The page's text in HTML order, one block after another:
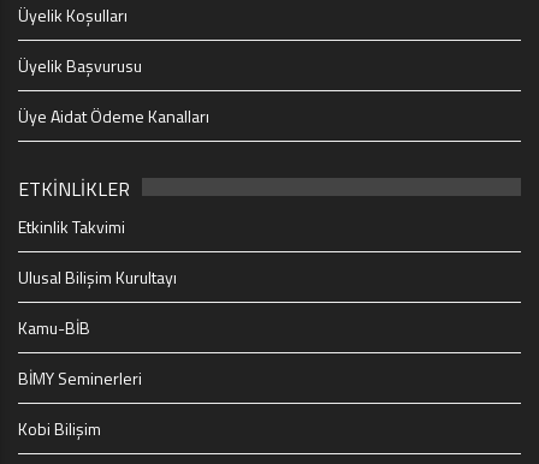
Üyelik Koşulları
Üyelik Başvurusu
Üye Aidat Ödeme Kanalları
ETKİNLİKLER
Etkinlik Takvimi
Ulusal Bilişim Kurultayı
Kamu-BİB
BİMY Seminerleri
Kobi Bilişim